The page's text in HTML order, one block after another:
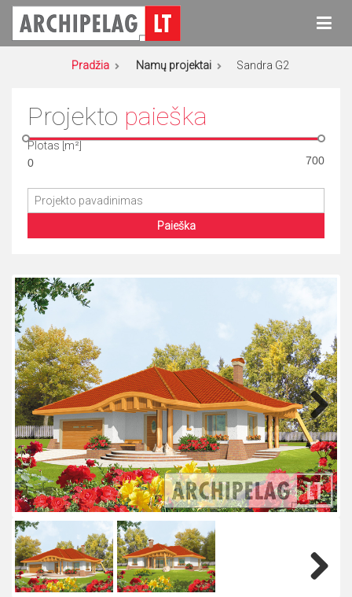
Eiti
turinio
Archipelag
Namų projektai
Pradžia Namų projektai Sandra G2
Projekto paieška
Plotas [m²]
Paieška
Next